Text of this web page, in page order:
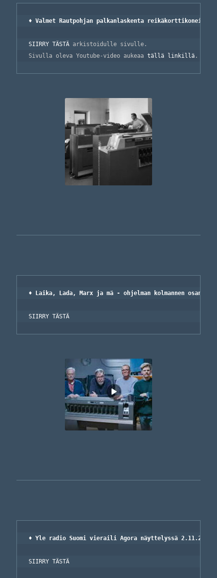
♦ Valmet Rautpohjan palkanlaskenta reikäkorttikoneilla
SIIRRY TÄSTÄ arkistoidulle sivulle.
Sivulla oleva Youtube-video aukeaa tällä linkillä.
SIIRRY TÄSTÄ
♦ Yle radio Suomi vieraili Agora näyttelyssä 2.11.2020
SIIRRY TÄSTÄ